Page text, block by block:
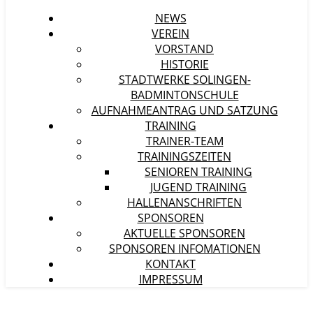
NEWS
VEREIN
VORSTAND
HISTORIE
STADTWERKE SOLINGEN-
BADMINTONSCHULE
AUFNAHMEANTRAG UND SATZUNG
TRAINING
TRAINER-TEAM
TRAININGSZEITEN
SENIOREN TRAINING
JUGEND TRAINING
HALLENANSCHRIFTEN
SPONSOREN
AKTUELLE SPONSOREN
SPONSOREN INFOMATIONEN
KONTAKT
IMPRESSUM